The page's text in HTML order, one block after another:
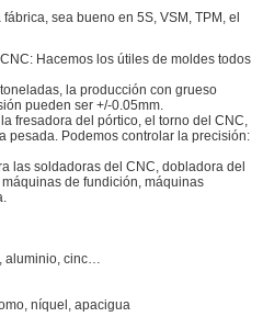
sea bueno en 5S, VSM, TPM, el
Hacemos los útiles de moldes todos
la producción con grueso
pueden ser +/-0.05mm.
fresadora del pórtico, el torno del CNC,
pesada. Podemos controlar la precisión:
las soldadoras del CNC, dobladora del
de fundición, máquinas
aluminio, cinc…
níquel, apacigua